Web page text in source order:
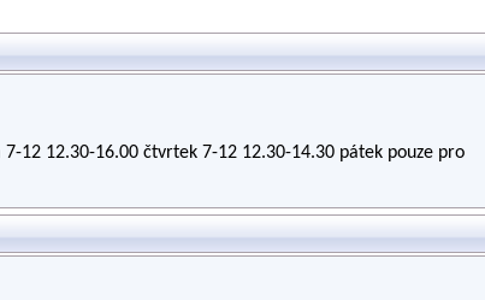
12 12.30-16.00 čtvrtek 7-12 12.30-14.30 pátek pouze pro